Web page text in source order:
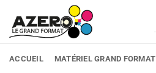
contenu
ACCUEIL MATÉRIEL GRAND FORMAT